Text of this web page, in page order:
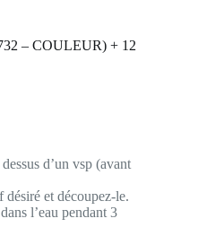
– COULEUR) + 12
d’un vsp (avant
désiré et découpez-le.
l’eau pendant 3